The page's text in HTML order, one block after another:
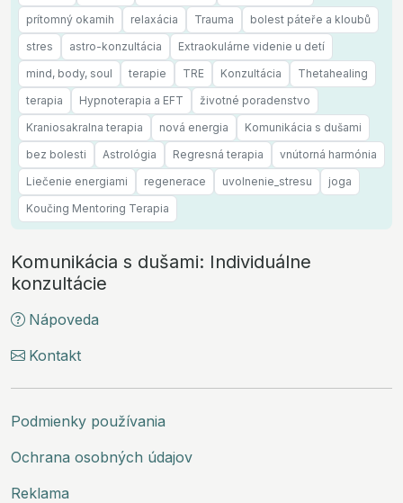
prítomný okamih
relaxácia Trauma
bolest páteře a kloubů
stres
astro-konzultácia
Extraokulárne videnie u detí
mind, body, soul
terapie TRE Konzultácia
Thetahealing
terapia
Hypnoterapia a EFT
životné poradenstvo
Kraniosakralna terapia
nová energia
Komunikácia s dušami
bez bolesti
Astrológia Regresná terapia
vnútorná harmónia
Liečenie energiami
regenerace uvolnenie_stresu
joga
Koučing Mentoring Terapia
Komunikácia s dušami: Individuálne
konzultácie
Nápoveda
Kontakt
Podmienky používania
Ochrana osobných údajov
Reklama